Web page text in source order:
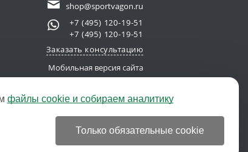
shop@sportvagon.ru
+7 (495) 120-19-51
+7 (495) 120-19-51
Заказать консультацию
Мобильная версия сайта
© 2011-2026 SportVagon.ru
файлы cookie и собираем аналитику
Только обязательные cookie